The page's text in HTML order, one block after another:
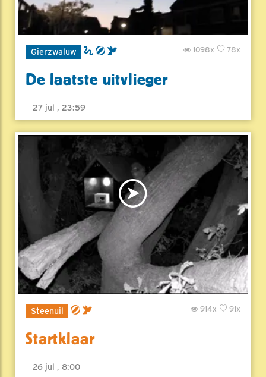
Gierzwaluw 78x
1098x
De laatste uitvlieger
27 jul , 23:59
Steenuil 91x
914x
Startklaar
26 jul , 8:00